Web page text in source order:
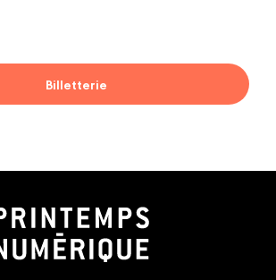
Billetterie